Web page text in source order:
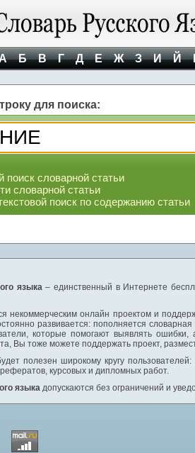
Б В Г Д Е Ж З И Й
для поиска:
поиск словарной статьи
словарной статьи
поиск по содержанию статьи
языка– единственный в Интернете
некоммерческим онлайн проектом и
развивается: пополняется
которые помогают выявлять
Вы тоже можете поддержать проект,
полезен широкому кругу
курсовых и дипломных работ.
языка допускаются без ограничений и